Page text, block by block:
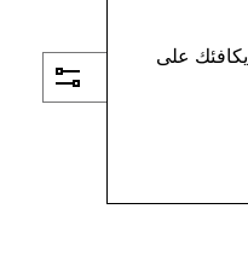
على